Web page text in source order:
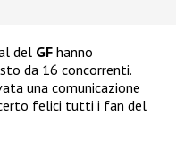
del GF hanno
da 16 concorrenti.
una comunicazione
felici tutti i fan del